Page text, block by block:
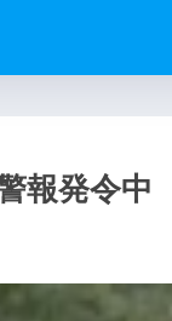
報発令中